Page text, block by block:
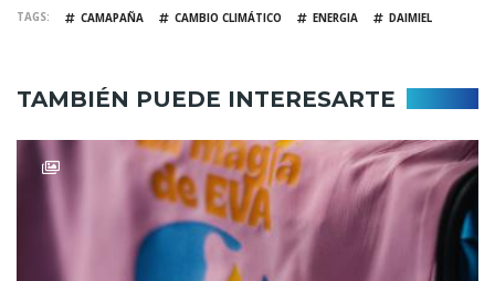
TAGS CAMAPAÑA CAMBIO CLIMÁTICO ENERGIA DAIMIEL
TAMBIÉN PUEDE INTERESARTE